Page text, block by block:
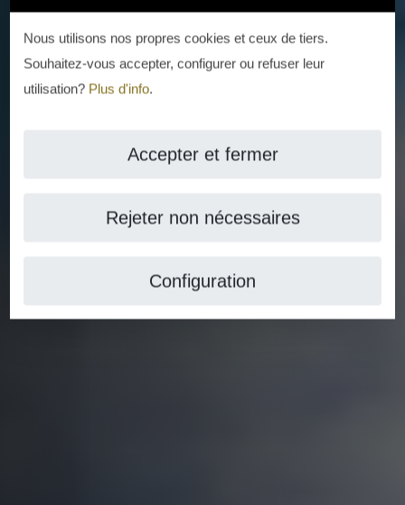
Nous utilisons nos propres cookies et ceux de tiers.
Souhaitez-vous accepter, configurer ou refuser leur
utilisation? Plus d'info.
Accepter et fermer
Rejeter non nécessaires
Configuration